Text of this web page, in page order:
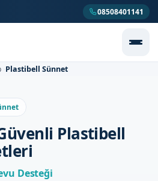
08508401141
Plastibell Sünnet
Plastibell
Desteği